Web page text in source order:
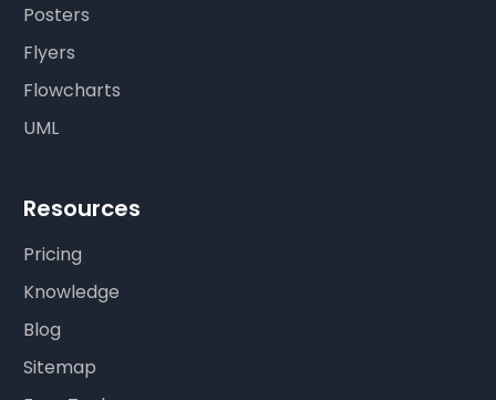
Posters
Flyers
Flowcharts
UML
Resources
Pricing
Knowledge
Blog
Sitemap